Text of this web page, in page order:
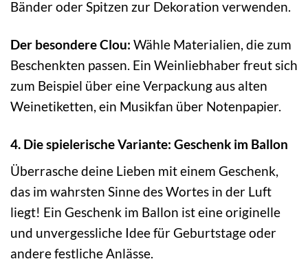
Bänder oder Spitzen zur Dekoration verwenden.
Der besondere Clou: Wähle Materialien, die zum
Beschenkten passen. Ein Weinliebhaber freut sich
zum Beispiel über eine Verpackung aus alten
Weinetiketten, ein Musikfan über Notenpapier.
4. Die spielerische Variante: Geschenk im Ballon
Überrasche deine Lieben mit einem Geschenk,
das im wahrsten Sinne des Wortes in der Luft
liegt! Ein Geschenk im Ballon ist eine originelle
und unvergessliche Idee für Geburtstage oder
andere festliche Anlässe.